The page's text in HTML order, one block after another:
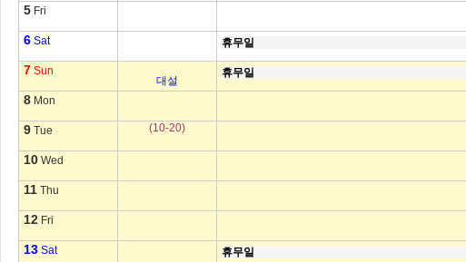
5 Fri
6 Sat 휴무일
7 Sun
대설
휴무일
8 Mon
9 Tue (10-20)
10 Wed
11 Thu
12 Fri
13 Sat 휴무일